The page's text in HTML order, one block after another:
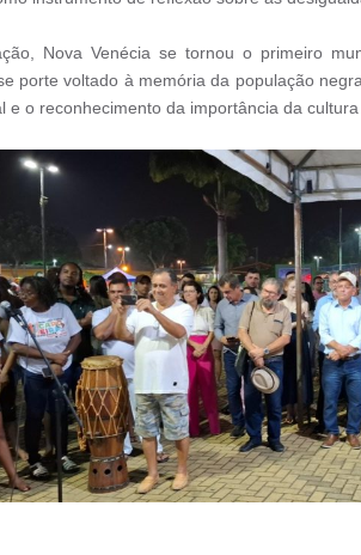
Nova Venécia se tornou o primeiro
porte voltado à memória da população
e o reconhecimento da importância da